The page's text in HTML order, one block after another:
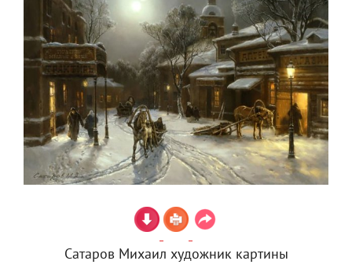
Сатаров Михаил художник картины